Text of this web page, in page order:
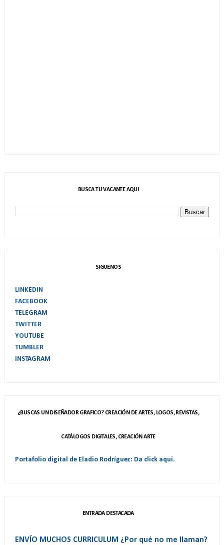
BUSCA TU VACANTE AQUI
SIGUENOS
LINKEDIN
FACEBOOK
TELEGRAM
TWITTER
YOUTUBE
TUMBLER
INSTAGRAM
¿BUSCAS UN DISEÑADOR GRAFICO? CREACIÓN DE ARTES, LOGOS, REVISTAS,
CATÁLOGOS DIGITALES, CREACIÓN ARTE
Portafolio digital de Eladio Rodríguez: Da click aqui.
ENTRADA DESTACADA
ENVÍO MUCHOS CURRICULUM ¿Por qué no me llaman?